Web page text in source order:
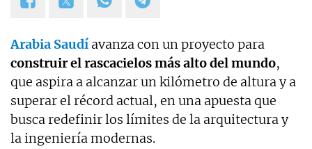
Arabia Saudí avanza con un proyecto para
construir el rascacielos más alto del mundo,
que aspira a alcanzar un kilómetro de altura y a
superar el récord actual, en una apuesta que
busca redefinir los límites de la arquitectura y
la ingeniería modernas.